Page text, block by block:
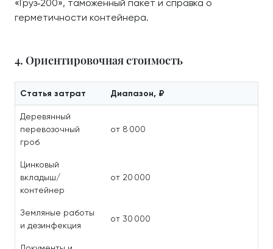
«Груз‑200», таможенный пакет и справка о
герметичности контейнера.
4. Ориентировочная стоимость
Статья затрат Диапазон, ₽
Деревянный
перевозочный
гроб
от 8 000
Цинковый
вкладыш/
контейнер
от 20 000
Земляные работы
и дезинфекция
от 30 000